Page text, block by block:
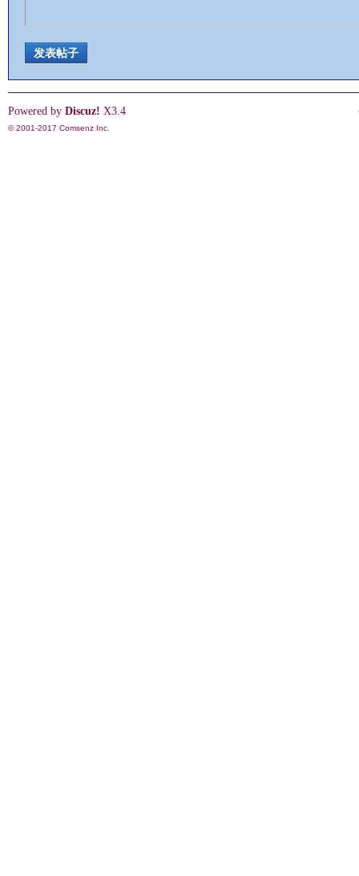
发表帖子
Powered by Discuz! X3.4
© 2001-2017 Comsenz Inc.